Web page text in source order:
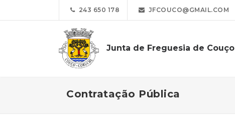
243 650 178 JFCOUCO@GMAIL.COM
Junta de Freguesia de Couço
Contratação Pública